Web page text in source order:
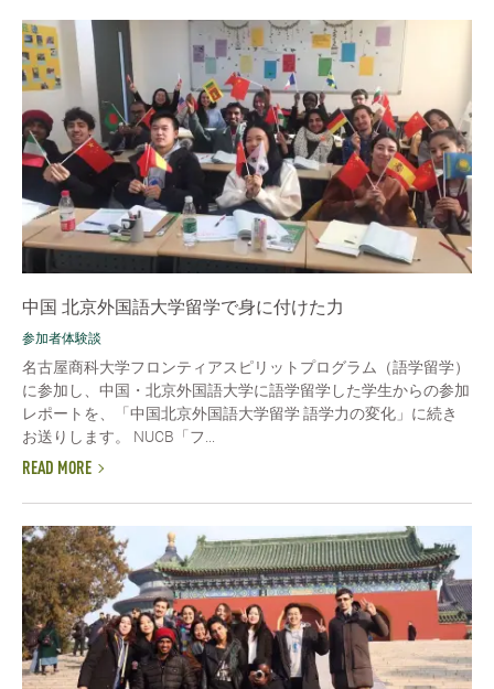
中国 北京外国語大学留学で身に付けた力
参加者体験談
名古屋商科大学フロンティアスピリットプログラム（語学留学）
に参加し、中国・北京外国語大学に語学留学した学生からの参加
レポートを、「中国北京外国語大学留学 語学力の変化」に続き
お送りします。 NUCB「フ...
READ MORE